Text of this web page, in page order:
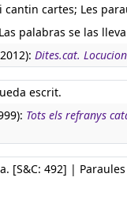
cartes; Les
Las palabras se las
Dites.cat.
escrit.
Tots els refranys
[S&C: 492] |